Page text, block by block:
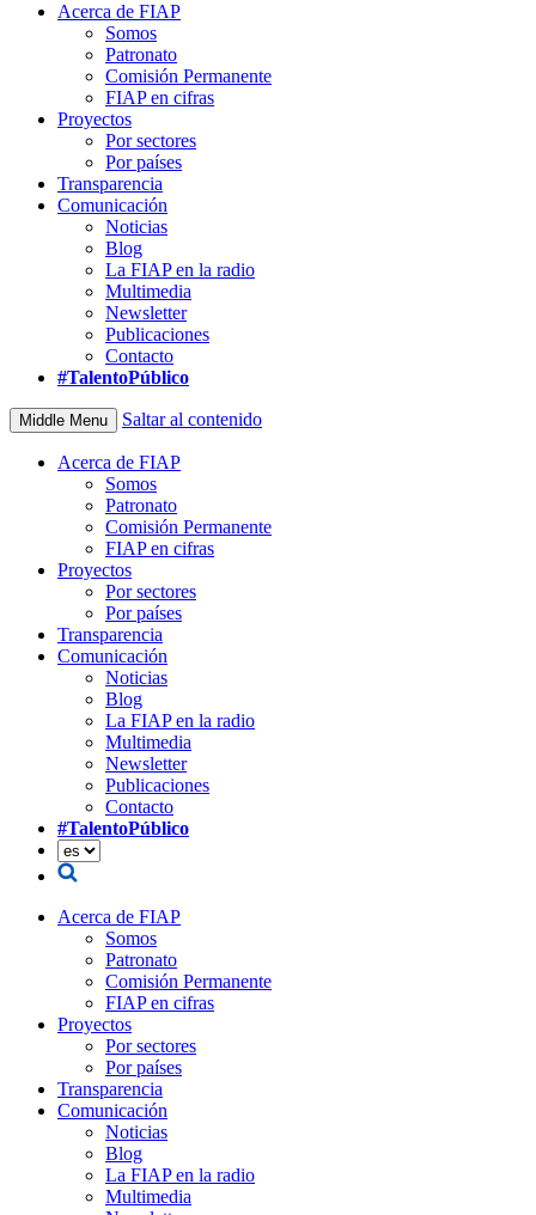
Acerca de FIAP
Somos
Patronato
Comisión Permanente
FIAP en cifras
Proyectos
Por sectores
Por países
Transparencia
Comunicación
Noticias
Blog
La FIAP en la radio
Multimedia
Newsletter
Publicaciones
Contacto
#TalentoPúblico
Middle Menu Saltar al contenido
Acerca de FIAP
Somos
Patronato
Comisión Permanente
FIAP en cifras
Proyectos
Por sectores
Por países
Transparencia
Comunicación
Noticias
Blog
La FIAP en la radio
Multimedia
Newsletter
Publicaciones
Contacto
#TalentoPúblico
Acerca de FIAP
Somos
Patronato
Comisión Permanente
FIAP en cifras
Proyectos
Por sectores
Por países
Transparencia
Comunicación
Noticias
Blog
La FIAP en la radio
Multimedia